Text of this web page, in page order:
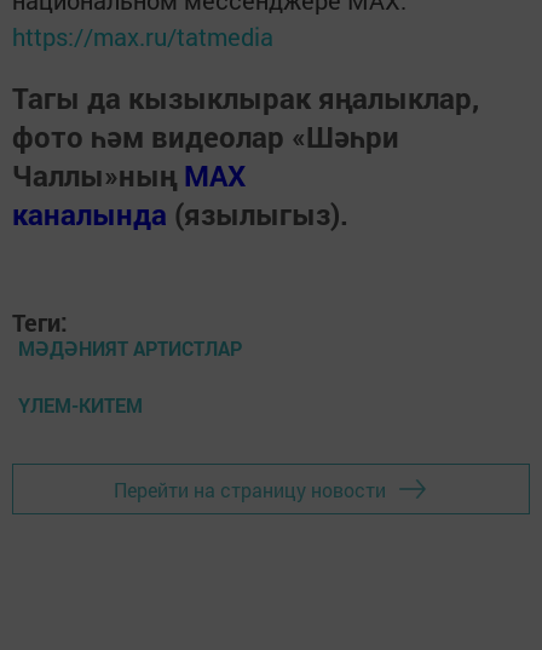
https://max.ru/tatmedia
Тагы да кызыклырак яңалыклар,
фото һәм видеолар «Шәһри
Чаллы»ның MAX
каналында (язылыгыз).
Теги:
МӘДӘНИЯТ АРТИСТЛАР
ҮЛЕМ-КИТЕМ
Перейти на страницу новости